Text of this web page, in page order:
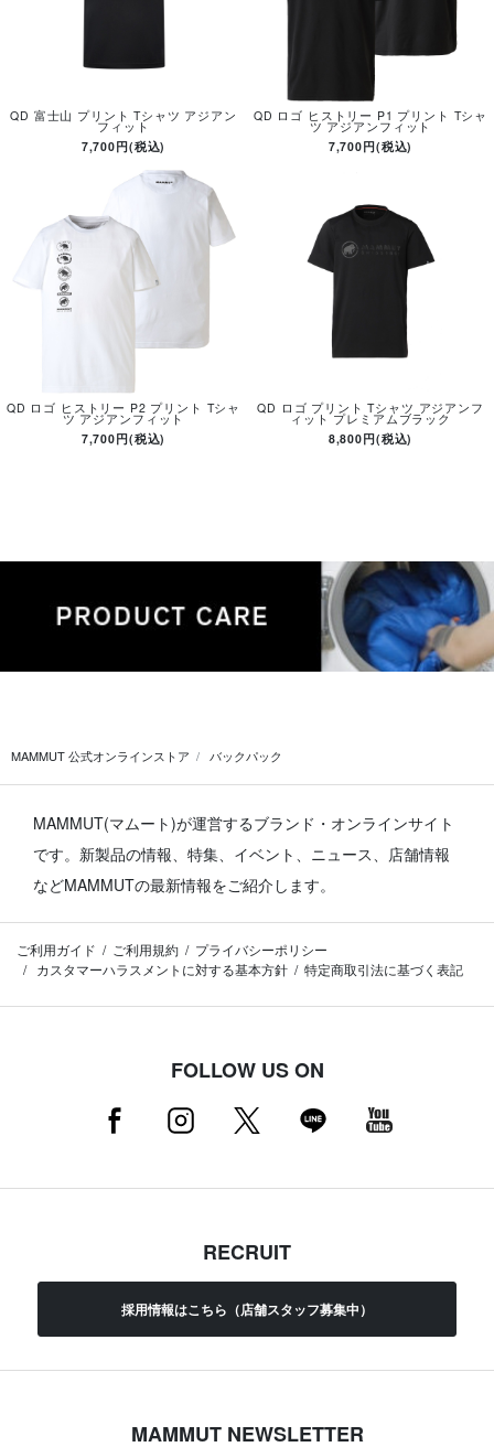
QD 富士山 プリント Tシャツ アジアン
フィット
7,700円(税込)
QD ロゴ ヒストリー P1 プリント Tシャ
ツ アジアンフィット
7,700円(税込)
QD ロゴ ヒストリー P2 プリント Tシャ
ツ アジアンフィット
7,700円(税込)
QD ロゴ プリント Tシャツ アジアンフ
ィット プレミアムブラック
8,800円(税込)
MAMMUT 公式オンラインストア バックパック
MAMMUT(マムート)が運営するブランド・オンラインサイト
です。 新製品の情報、特集、イベント、ニュース、店舗情報
などMAMMUTの最新情報をご紹介します。
ご利用ガイド ご利用規約
プライバシーポリシー
カスタマーハラスメントに対する基本方針
特定商取引法に基づく表記
FOLLOW US ON
RECRUIT
採用情報はこちら（店舗スタッフ募集中）
MAMMUT NEWSLETTER